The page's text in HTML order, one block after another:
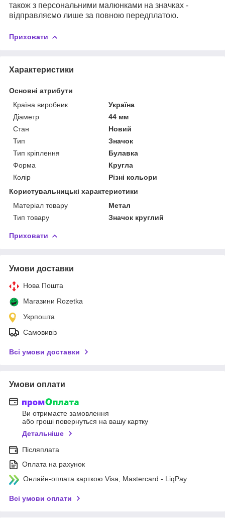
також з персональними малюнками на значках -
відправляємо лише за повною передплатою.
Приховати
Характеристики
Основні атрибути
Країна виробник
Україна
Діаметр
44 мм
Стан
Новий
Тип
Значок
Тип кріплення
Булавка
Форма
Кругла
Колір
Різні кольори
Користувальницькі характеристики
Матеріал товару
Метал
Тип товару
Значок круглий
Приховати
Умови доставки
Нова Пошта
Магазини Rozetka
Укрпошта
Самовивіз
Всі умови доставки
Умови оплати
Ви отримаєте замовлення
або гроші повернуться на вашу картку
Детальніше
Післяплата
Оплата на рахунок
Онлайн-оплата карткою Visa, Mastercard - LiqPay
Всі умови оплати